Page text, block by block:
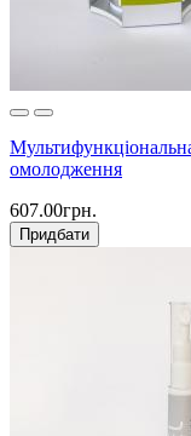
омолодження
607.00грн.
Придбати